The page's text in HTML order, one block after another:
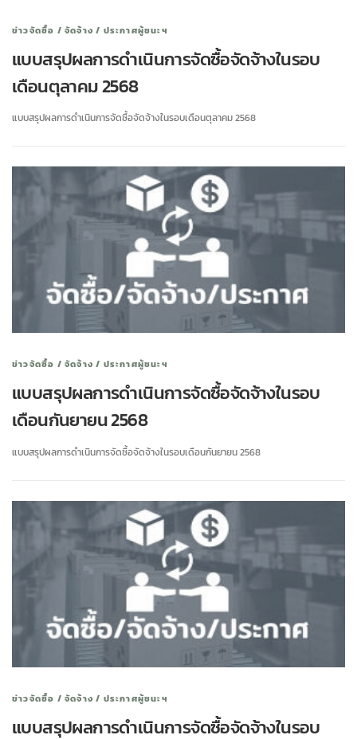
ข่าวจัดซื้อ / จัดจ้าง / ประกาศผู้ชนะฯ
แบบสรุปผลการดำเนินการจัดซื้อจัดจ้างในรอบ
เดือนตุลาคม 2568
แบบสรุปผลการดำเนินการจัดซื้อจัดจ้างในรอบเดือนตุลาคม 2568
ข่าวจัดซื้อ / จัดจ้าง / ประกาศผู้ชนะฯ
แบบสรุปผลการดำเนินการจัดซื้อจัดจ้างในรอบ
เดือนกันยายน 2568
แบบสรุปผลการดำเนินการจัดซื้อจัดจ้างในรอบเดือนกันยายน 2568
ข่าวจัดซื้อ / จัดจ้าง / ประกาศผู้ชนะฯ
แบบสรุปผลการดำเนินการจัดซื้อจัดจ้างในรอบ